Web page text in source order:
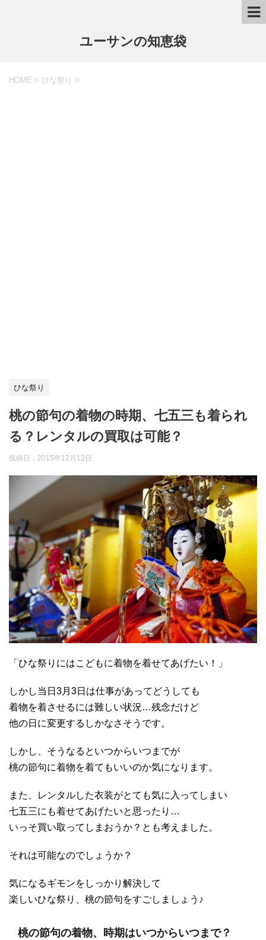
ユーサンの知恵袋
HOME > ひな祭り >
ひな祭り
桃の節句の着物の時期、七五三も着られ
る？レンタルの買取は可能？
投稿日： 2015年12月12日
「ひな祭りにはこどもに着物を着せてあげたい！」
しかし当日3月3日は仕事があってどうしても
着物を着させるには難しい状況…残念だけど
他の日に変更するしかなさそうです。
しかし、そうなるといつからいつまでが
桃の節句に着物を着てもいいのか気になります。
また、レンタルした衣装がとても気に入ってしまい
七五三にも着せてあげたいと思ったり…
いっそ買い取ってしまおうか？とも考えました。
それは可能なのでしょうか？
気になるギモンをしっかり解決して
楽しいひな祭り、桃の節句をすごしましょう♪
桃の節句の着物、時期はいつからいつまで？